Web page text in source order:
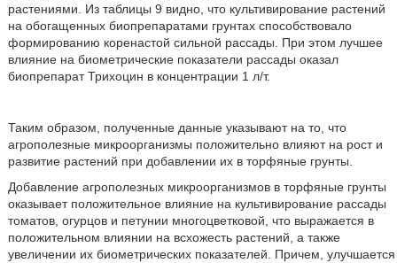
растениями. Из таблицы 9 видно, что культивирование растений
на обогащенных биопрепаратами грунтах способствовало
формированию коренастой сильной рассады. При этом лучшее
влияние на биометрические показатели рассады оказал
биопрепарат Трихоцин в концентрации 1 л/т.
Таким образом, полученные данные указывают на то, что
агрополезные микроорганизмы положительно влияют на рост и
развитие растений при добавлении их в торфяные грунты.
Добавление агрополезных микроорганизмов в торфяные грунты
оказывает положительное влияние на культивирование рассады
томатов, огурцов и петунии многоцветковой, что выражается в
положительном влиянии на всхожесть растений, а также
увеличении их биометрических показателей. Причем, улучшается